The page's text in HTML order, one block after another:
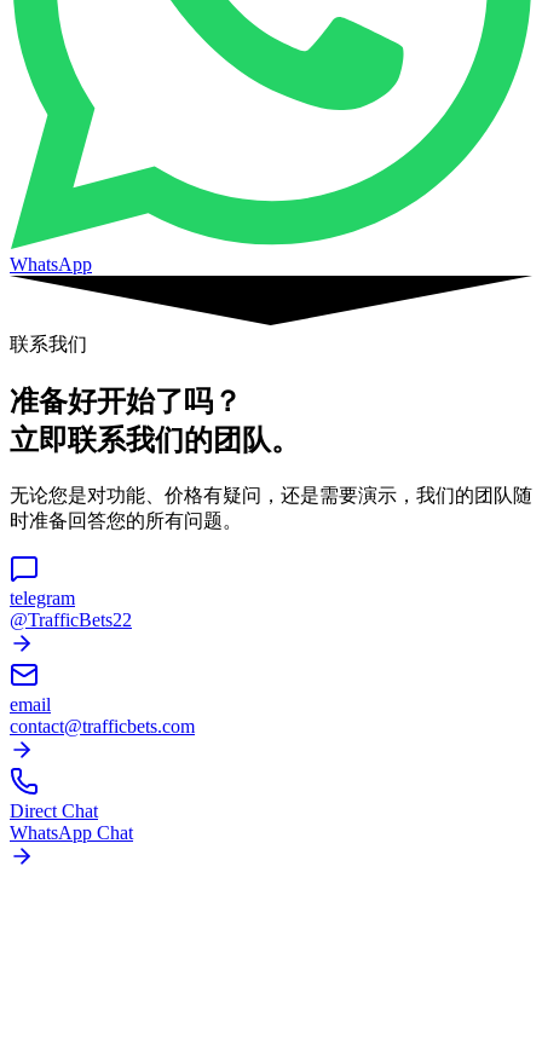
WhatsApp
联系我们
准备好开始了吗？
立即联系我们的团队。
无论您是对功能、价格有疑问，还是需要演示，我们的团队随
时准备回答您的所有问题。
telegram
@TrafficBets22
email
contact@trafficbets.com
Direct Chat
WhatsApp Chat